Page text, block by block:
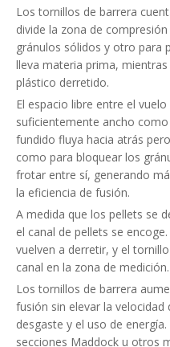
Los tornillos de barrera
divide la zona de
gránulos sólidos y otro para
lleva materia prima,
plástico derretido.
El espacio libre entre el
suficientemente ancho
fundido fluya hacia atrás
como para bloquear los
frotar entre sí, generando
la eficiencia de fusión.
A medida que los pellets se
el canal de pellets se
vuelven a derretir, y el
canal en la zona de medición.
Los tornillos de barrera
fusión sin elevar la
desgaste y el uso de
secciones Maddock u otros